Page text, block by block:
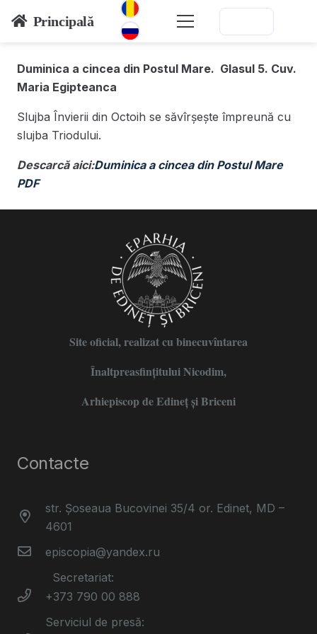
Principală
Duminica a cincea din Postul Mare. Glasul 5. Cuv.
Maria Egipteanca
Slujba Învierii din Octoih se săvîrșește împreună cu
slujba Triodului.
Descarcă aici:Duminica a cincea din Postul Mare
PDF
Site oficial, realizat cu binecuvîntarea
Înaltpreasfințitului Nicodim,
Arhiepiscop de Edineţ şi Briceni
Contacte
str. Șoseaua Bucovinei 35/4 or. Edinet, MD –
4601
episcopia@yandex.ru
Secretariat:
+373 790 00 888
Serviciul de presă: